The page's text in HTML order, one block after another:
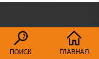
ПОИСК ГЛАВНАЯ